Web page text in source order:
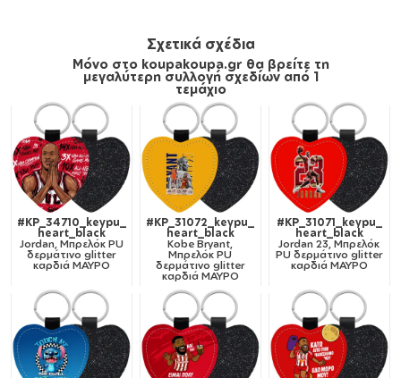
Σχετικά σχέδια
Μόνο στο koupakoupa.gr θα βρείτε τη
μεγαλύτερη συλλογή σχεδίων από 1
τεμάχιο
#KP_34710_keypu_
heart_black
Jordan, Μπρελόκ PU
δερμάτινο glitter
καρδιά ΜΑΥΡΟ
#KP_31072_keypu_
heart_black
Kobe Bryant,
Μπρελόκ PU
δερμάτινο glitter
καρδιά ΜΑΥΡΟ
#KP_31071_keypu_
heart_black
Jordan 23, Μπρελόκ
PU δερμάτινο glitter
καρδιά ΜΑΥΡΟ